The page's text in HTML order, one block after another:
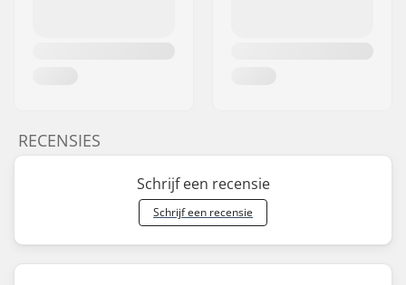
RECENSIES
Schrijf een recensie
Schrijf een recensie